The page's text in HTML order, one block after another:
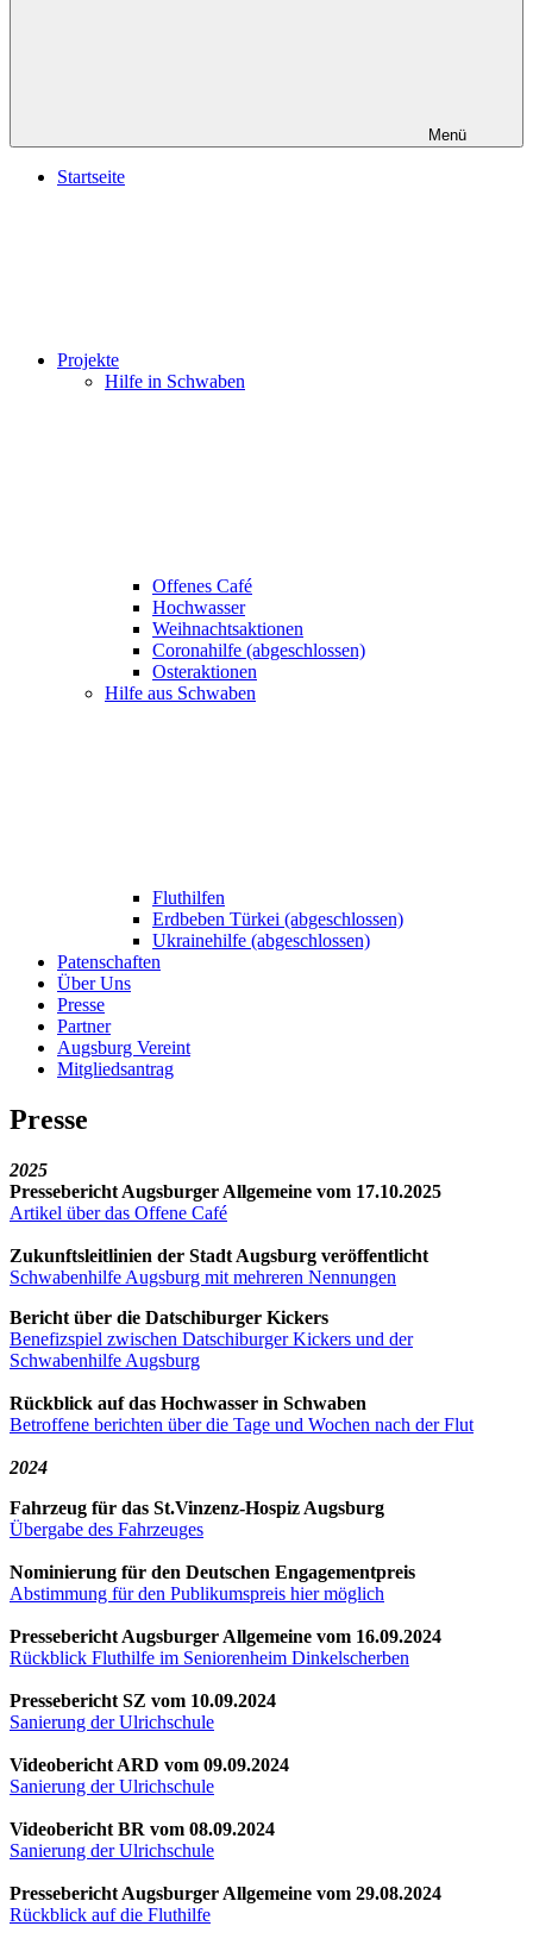
Menü
Startseite
Projekte
Hilfe in Schwaben
Offenes Café
Hochwasser
Weihnachtsaktionen
Coronahilfe (abgeschlossen)
Osteraktionen
Hilfe aus Schwaben
Fluthilfen
Erdbeben Türkei (abgeschlossen)
Ukrainehilfe (abgeschlossen)
Patenschaften
Über Uns
Presse
Partner
Augsburg Vereint
Mitgliedsantrag
Presse
2025
Pressebericht Augsburger Allgemeine vom 17.10.2025
Artikel über das Offene Café
Zukunftsleitlinien der Stadt Augsburg veröffentlicht
Schwabenhilfe Augsburg mit mehreren Nennungen
Bericht über die Datschiburger Kickers
Benefizspiel zwischen Datschiburger Kickers und der
Schwabenhilfe Augsburg
Rückblick auf das Hochwasser in Schwaben
Betroffene berichten über die Tage und Wochen nach der Flut
2024
Fahrzeug für das St.Vinzenz-Hospiz Augsburg
Übergabe des Fahrzeuges
Nominierung für den Deutschen Engagementpreis
Abstimmung für den Publikumspreis hier möglich
Pressebericht Augsburger Allgemeine vom 16.09.2024
Rückblick Fluthilfe im Seniorenheim Dinkelscherben
Pressebericht SZ vom 10.09.2024
Sanierung der Ulrichschule
Videobericht ARD vom 09.09.2024
Sanierung der Ulrichschule
Videobericht BR vom 08.09.2024
Sanierung der Ulrichschule
Pressebericht Augsburger Allgemeine vom 29.08.2024
Rückblick auf die Fluthilfe